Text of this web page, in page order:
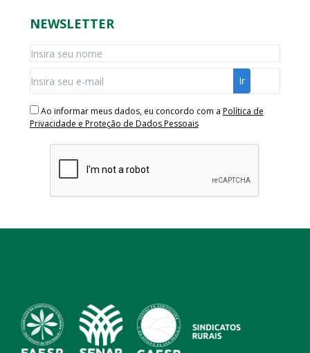
NEWSLETTER
Ao informar meus dados, eu concordo com a Política de
Privacidade e Proteção de Dados Pessoais